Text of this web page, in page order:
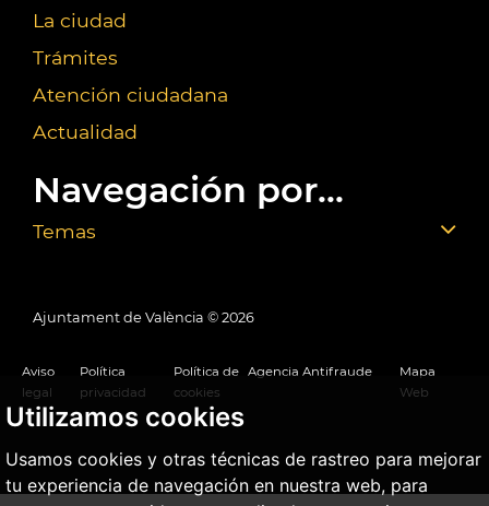
Utilizamos cookies
Usamos cookies y otras técnicas de rastreo para mejorar
tu experiencia de navegación en nuestra web, para
La ciudad
Trámites
Atención ciudadana
Actualidad
Navegación por...
Temas
Ajuntament de València © 2026
Aviso
legal
Política
privacidad
Política de
cookies
Agencia Antifraude
Mapa
Web